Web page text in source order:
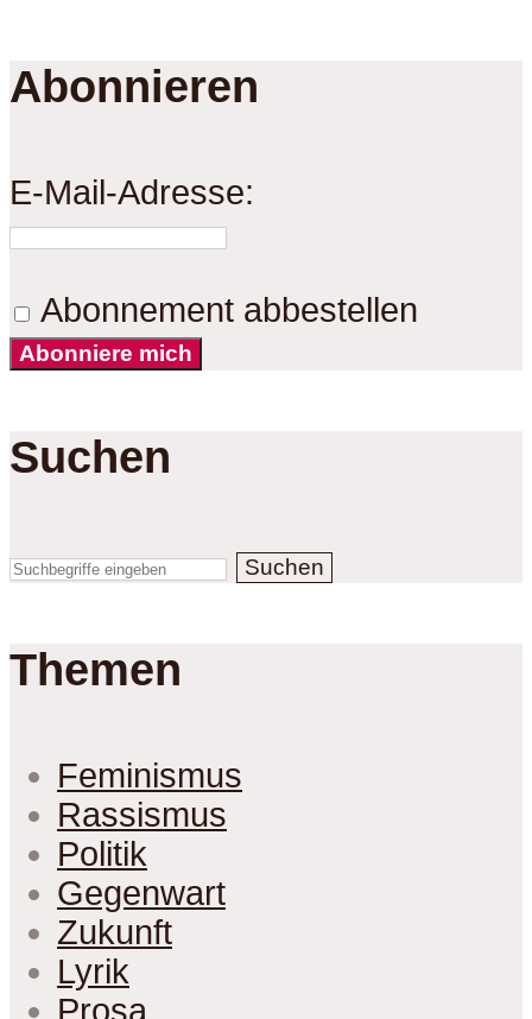
Abonnieren
E-Mail-Adresse:
Abonnement abbestellen
Abonniere mich
Suchen
Suchen
Themen
Feminismus
Rassismus
Politik
Gegenwart
Zukunft
Lyrik
Prosa